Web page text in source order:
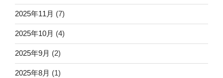
2025年11月 (7)
2025年10月 (4)
2025年9月 (2)
2025年8月 (1)